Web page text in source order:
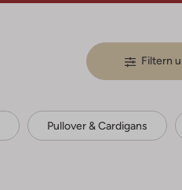
Filtern
Pullover & Cardigans